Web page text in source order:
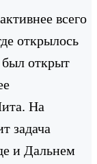
всего
открылось
был открыт
На
задача
и Дальнем